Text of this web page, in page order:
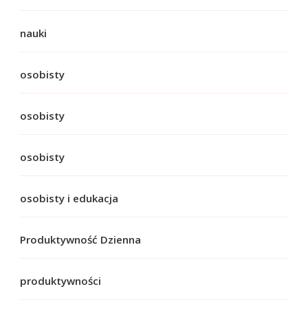
nauki
osobisty
osobisty
osobisty
osobisty i edukacja
Produktywność Dzienna
produktywności